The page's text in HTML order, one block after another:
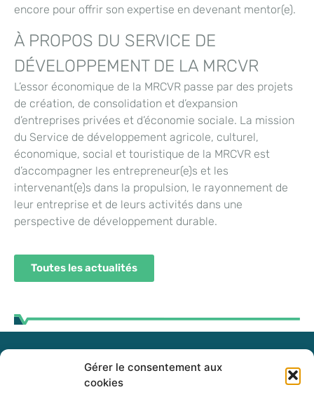
Gérer le consentement aux
cookies
encore pour offrir son expertise en devenant mentor(e).
À PROPOS DU SERVICE DE
DÉVELOPPEMENT DE LA MRCVR
L’essor économique de la MRCVR passe par des projets
de création, de consolidation et d’expansion
d’entreprises privées et d’économie sociale. La mission
du Service de développement agricole, culturel,
économique, social et touristique de la MRCVR est
d’accompagner les entrepreneur(e)s et les
intervenant(e)s dans la propulsion, le rayonnement de
leur entreprise et de leurs activités dans une
perspective de développement durable.
Toutes les actualités
255, boul. Laurier, bureau 100
McMasterville (Québec)